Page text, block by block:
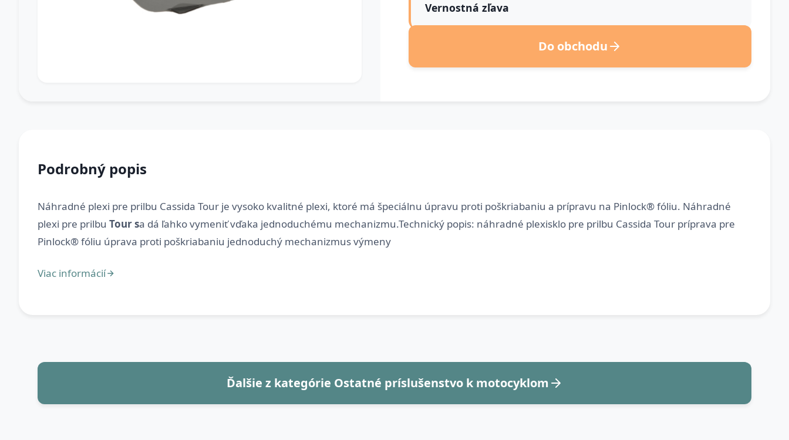
Vernostná zľava
Do obchodu
Podrobný popis
Náhradné plexi pre prilbu Cassida Tour je vysoko kvalitné plexi, ktoré má špeciálnu úpravu proti poškriabaniu a prípravu na Pinlock® fóliu. Náhradné
plexi pre prilbu Tour sa dá ľahko vymeniť vďaka jednoduchému mechanizmu.Technický popis: náhradné plexisklo pre prilbu Cassida Tour príprava pre
Ďalšie z kategórie Ostatné príslušenstvo k motocyklom